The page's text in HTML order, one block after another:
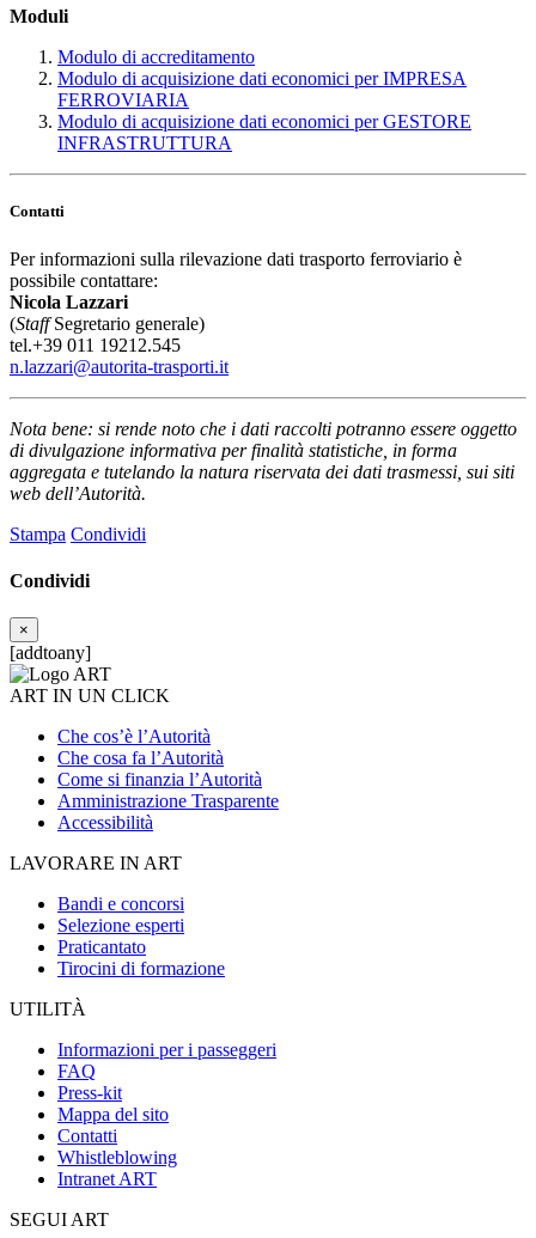
Moduli
Modulo di accreditamento
Modulo di acquisizione dati economici per IMPRESA
FERROVIARIA
Modulo di acquisizione dati economici per GESTORE
INFRASTRUTTURA
Contatti
Per informazioni sulla rilevazione dati trasporto ferroviario è
possibile contattare:
Nicola Lazzari
(StaffSegretario generale)
tel.+39 011 19212.545
n.lazzari@autorita-trasporti.it
Nota bene: si rende noto che i dati raccolti potranno essere oggetto
di divulgazione informativa per finalità statistiche, in forma
aggregata e tutelando la natura riservata dei dati trasmessi, sui siti
web dell’Autorità.
Stampa Condividi
Condividi
×
[addtoany]
ART IN UN CLICK
Che cos’è l’Autorità
Che cosa fa l’Autorità
Come si finanzia l’Autorità
Amministrazione Trasparente
Accessibilità
LAVORARE IN ART
Bandi e concorsi
Selezione esperti
Praticantato
Tirocini di formazione
UTILITÀ
Informazioni per i passeggeri
FAQ
Press-kit
Mappa del sito
Contatti
Whistleblowing
Intranet ART
SEGUI ART